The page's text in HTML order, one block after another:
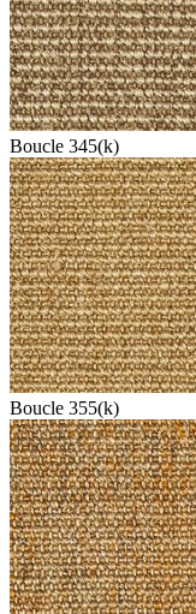
Boucle 345(k)
Boucle 355(k)